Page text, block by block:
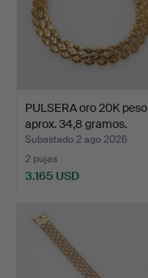
PULSERA oro 20K peso
aprox. 34,8 gramos.
Subastado 2 ago 2026
2 pujas
3.165 USD